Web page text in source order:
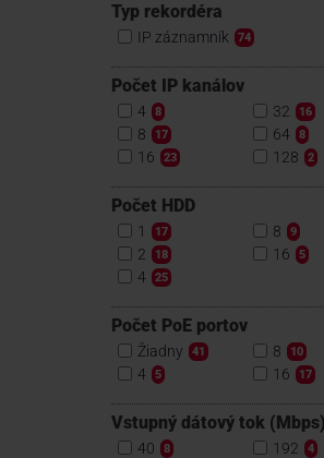
Typ rekordéra
IP záznamník 74
Počet IP kanálov
4 8
8 17
16 23
32 16
64 8
128 2
Počet HDD
1 17
2 18
4 25
8 9
16 5
Počet PoE portov
Žiadny 41
4 5
8 10
16 17
Vstupný dátový tok (Mbps)
40 8 192 4